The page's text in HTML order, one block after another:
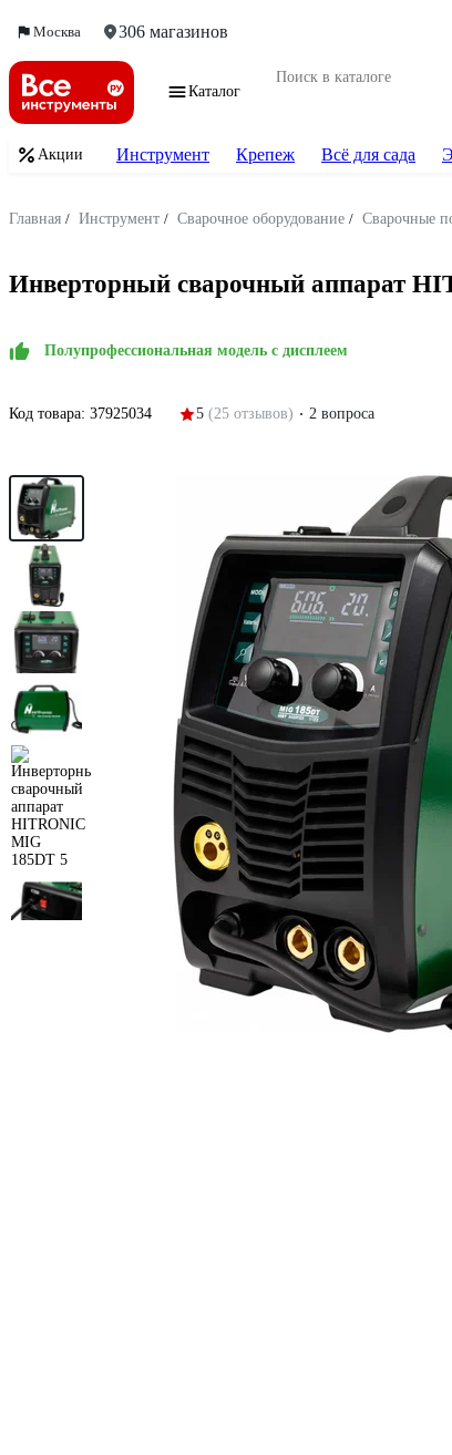
Москва 306 магазинов
Каталог
Акции Инструмент Крепеж Всё для сада
Главная / Инструмент / Сварочное оборудование / Сварочные
Инверторный сварочный аппарат
Полупрофессиональная модель с дисплеем
Код товара: 37925034 5 (25 отзывов) 2 вопроса